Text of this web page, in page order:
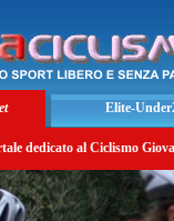
Elite-
dedicato al Ciclismo